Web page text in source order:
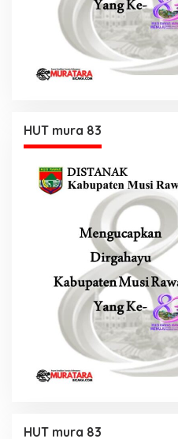
HUT mura 83
HUT mura 83